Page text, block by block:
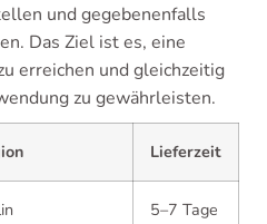
und gegebenenfalls
Das Ziel ist es, eine
erreichen und gleichzeitig
zu gewährleisten.
Lieferzeit
5–7 Tage